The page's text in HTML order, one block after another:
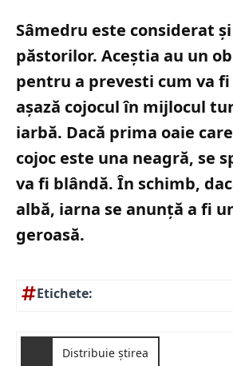
Sâmedru este considerat
păstorilor. Aceștia au un
pentru a prevesti cum va
așază cojocul în mijlocul
iarbă. Dacă prima oaie
cojoc este una neagră, se
va fi blândă. În schimb,
albă, iarna se anunță a fi
geroasă.
Etichete:
Distribuie știrea